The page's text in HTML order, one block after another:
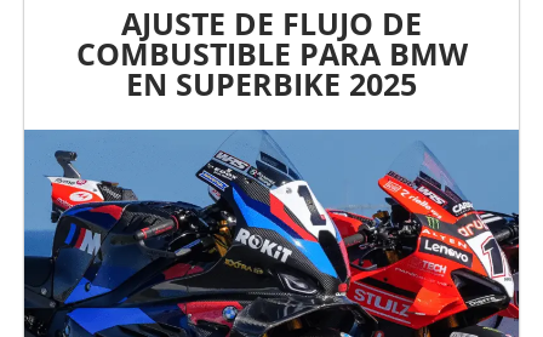
AJUSTE DE FLUJO DE
COMBUSTIBLE PARA BMW
EN SUPERBIKE 2025